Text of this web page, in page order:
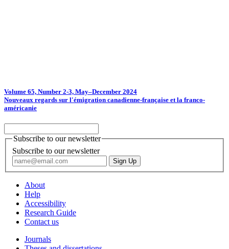
Volume 65, Number 2-3, May–December 2024
Nouveaux regards sur l'émigration canadienne-française et la franco-
américanie
Subscribe to our newsletter
Subscribe to our newsletter
About
Help
Accessibility
Research Guide
Contact us
Journals